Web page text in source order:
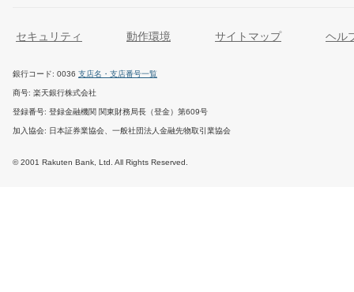
セキュリティ 動作環境 サイトマップ ヘル
銀行コード 0036 支店名・支店番号一覧
商号 楽天銀行株式会社
登録番号 登録金融機関 関東財務局長（登金）第609号
加入協会 日本証券業協会、一般社団法人金融先物取引業協会
© 2001 Rakuten Bank, Ltd. All Rights Reserved.